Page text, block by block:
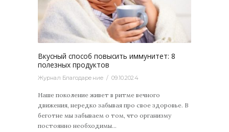
Вкусный способ повысить иммунитет: 8
полезных продуктов
Журнал Благодарение 09.10.2024
Наше поколение живет в ритме вечного
движения, нередко забывая про свое здоровье. В
беготне мы забываем о том, что организму
постоянно необходимы...